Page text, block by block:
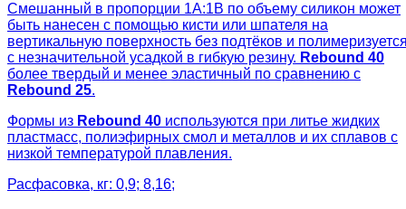
Смешанный в пропорции 1А:1В по объему силикон может
быть нанесен с помощью кисти или шпателя на
вертикальную поверхность без подтёков и
с незначительной усадкой в гибкую резину. Rebound 40
более твердый и менее эластичный по сравнению с
Rebound 25.
Формы из Rebound 40 используются при литье жидких
пластмасс, полиэфирных смол и металлов и их сплавов с
низкой температурой плавления.
Расфасовка, кг: 0,9; 8,16;